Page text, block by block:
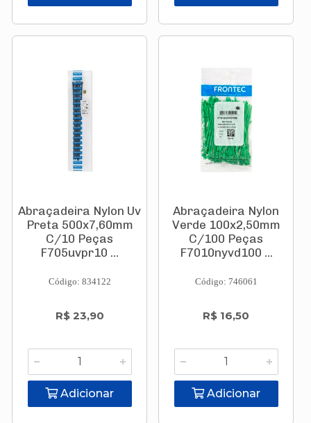
Abraçadeira Nylon Uv
Preta 500x7,60mm
C/10 Peças
F705uvpr10 ...
Código: 834122
R$ 23,90
Adicionar
Abraçadeira Nylon
Verde 100x2,50mm
C/100 Peças
F7010nyvd100 ...
Código: 746061
R$ 16,50
Adicionar